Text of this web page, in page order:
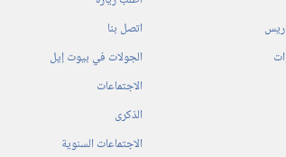
اتصل بنا
الجولات في بيوت إيل
الاجتماعات
الذكرى
الاجتماعات السنوية